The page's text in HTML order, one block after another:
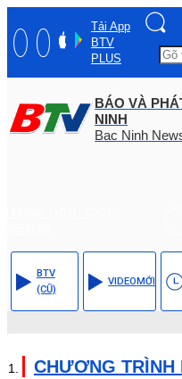
Tải App
BTV
PLUS
BÁO VÀ
NINH
Bac Ninh
BTV
(CŨ)
VIDEOMỚI
CHƯƠNG TRÌNH